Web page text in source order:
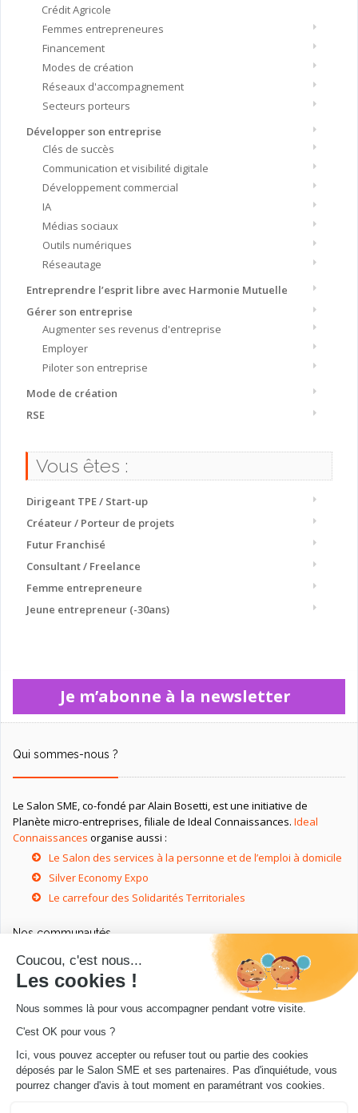
Crédit Agricole
Femmes entrepreneures
Financement
Modes de création
Réseaux d'accompagnement
Secteurs porteurs
Développer son entreprise
Clés de succès
Communication et visibilité digitale
Développement commercial
IA
Médias sociaux
Outils numériques
Réseautage
Entreprendre l’esprit libre avec Harmonie Mutuelle
Gérer son entreprise
Augmenter ses revenus d'entreprise
Employer
Piloter son entreprise
Mode de création
RSE
Vous êtes :
Dirigeant TPE / Start-up
Créateur / Porteur de projets
Futur Franchisé
Consultant / Freelance
Femme entrepreneure
Jeune entrepreneur (-30ans)
Je m’abonne à la newsletter
Qui sommes-nous ?
Le Salon SME, co-fondé par Alain Bosetti, est une initiative de
Planète micro-entreprises, filiale de Ideal Connaissances. Ideal
Connaissances organise aussi :
Le Salon des services à la personne et de l’emploi à domicile
Silver Economy Expo
Le carrefour des Solidarités Territoriales
Nos communautés
Ressources utiles
Livres utiles pour les entrepreneurs